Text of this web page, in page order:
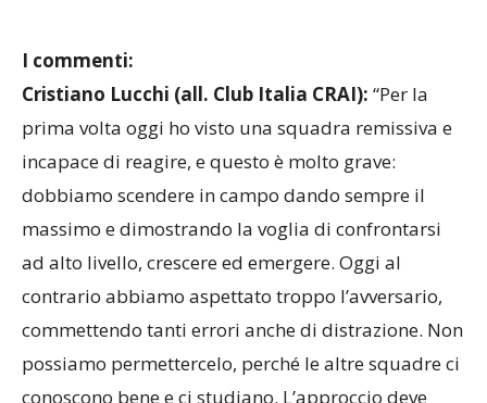
I commenti:
Cristiano Lucchi (all. Club Italia CRAI):“Per la
prima volta oggi ho visto una squadra remissiva e
incapace di reagire, e questo è molto grave:
dobbiamo scendere in campo dando sempre il
massimo e dimostrando la voglia di confrontarsi
ad alto livello, crescere ed emergere. Oggi al
contrario abbiamo aspettato troppo l’avversario,
commettendo tanti errori anche di distrazione. Non